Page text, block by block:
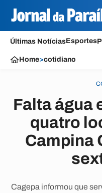
Últimas NotíciasEsportes
Home>cotidiano
Falta água
quatro
Campina
Cagepa informou que